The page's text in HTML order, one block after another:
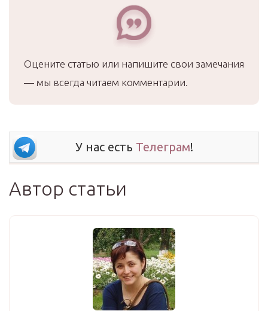
Оцените статью или напишите свои замечания
— мы всегда читаем комментарии.
У нас есть Телеграм!
Автор статьи